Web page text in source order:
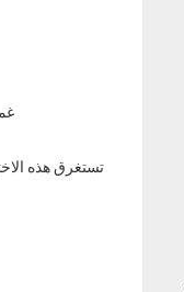
تستغرق هذه